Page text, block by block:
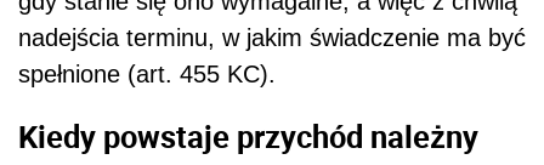
Podatnik dokonując zbycia udziałów w
okolicznościach opisanych we wniosku o
wydanie interpretacji indywidualnej, uzyska
przychód z tego tytułu z upływem terminu